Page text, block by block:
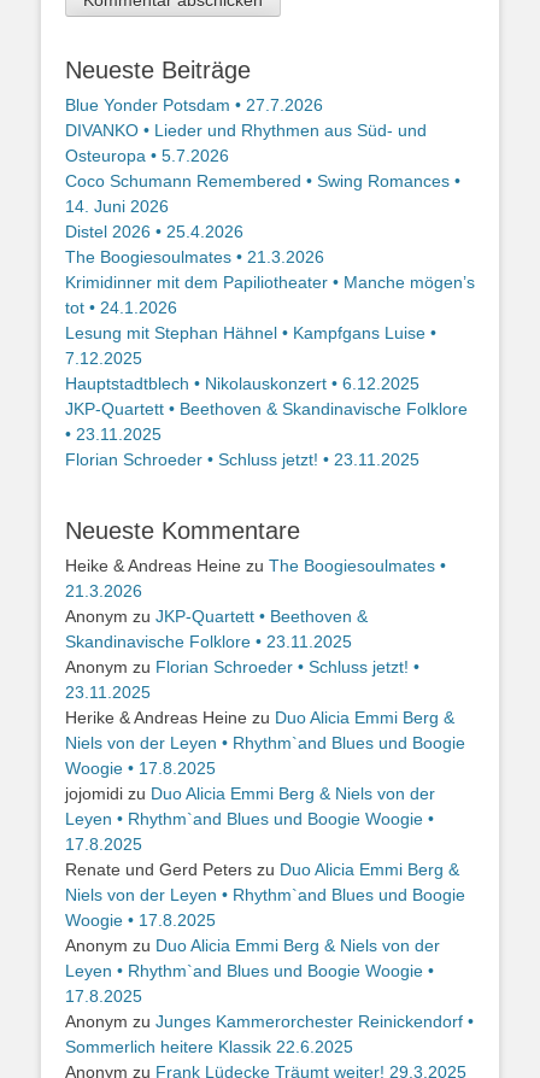
Neueste Beiträge
Blue Yonder Potsdam • 27.7.2026
DIVANKO • Lieder und Rhythmen aus Süd- und
Osteuropa • 5.7.2026
Coco Schumann Remembered • Swing Romances •
14. Juni 2026
Distel 2026 • 25.4.2026
The Boogiesoulmates • 21.3.2026
Krimidinner mit dem Papiliotheater • Manche mögen’s
tot • 24.1.2026
Lesung mit Stephan Hähnel • Kampfgans Luise •
7.12.2025
Hauptstadtblech • Nikolauskonzert • 6.12.2025
JKP-Quartett • Beethoven & Skandinavische Folklore
• 23.11.2025
Florian Schroeder • Schluss jetzt! • 23.11.2025
Neueste Kommentare
Heike & Andreas Heine zu The Boogiesoulmates •
21.3.2026
Anonym zu JKP-Quartett • Beethoven &
Skandinavische Folklore • 23.11.2025
Anonym zu Florian Schroeder • Schluss jetzt! •
23.11.2025
Herike & Andreas Heine zu Duo Alicia Emmi Berg &
Niels von der Leyen • Rhythm`and Blues und Boogie
Woogie • 17.8.2025
jojomidi zu Duo Alicia Emmi Berg & Niels von der
Leyen • Rhythm`and Blues und Boogie Woogie •
17.8.2025
Renate und Gerd Peters zu Duo Alicia Emmi Berg &
Niels von der Leyen • Rhythm`and Blues und Boogie
Woogie • 17.8.2025
Anonym zu Duo Alicia Emmi Berg & Niels von der
Leyen • Rhythm`and Blues und Boogie Woogie •
17.8.2025
Anonym zu Junges Kammerorchester Reinickendorf •
Sommerlich heitere Klassik 22.6.2025
Anonym zu Frank Lüdecke Träumt weiter! 29.3.2025